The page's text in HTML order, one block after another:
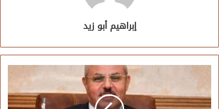
إبراهيم أبو زيد